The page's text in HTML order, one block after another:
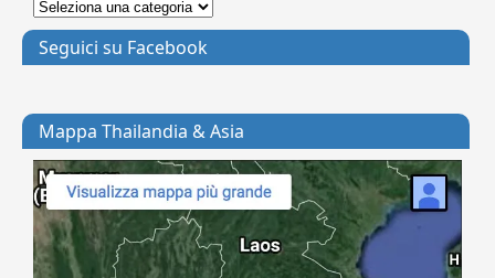
Seguici su Facebook
Mappa Thailandia & Asia